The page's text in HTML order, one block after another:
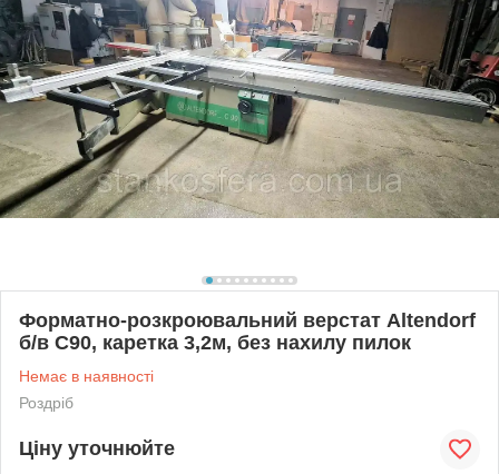
Форматно-розкроювальний верстат Altendorf
б/в C90, каретка 3,2м, без нахилу пилок
Немає в наявності
Роздріб
Ціну уточнюйте